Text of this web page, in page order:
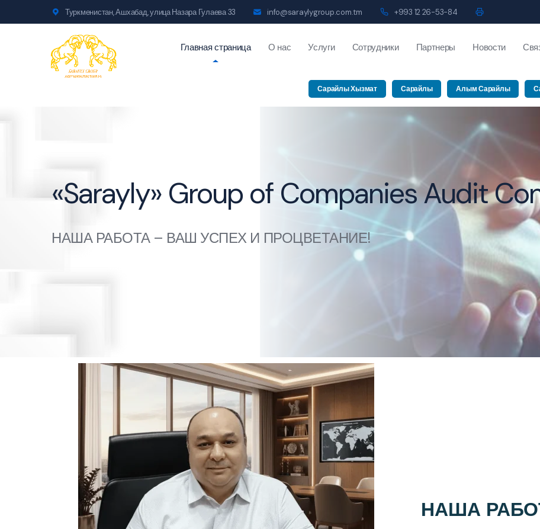
Туркменистан, Ашхабад, улица Назара Гулаева 33 info@saraylygroup.com.tm +993 12 26-53-84
Главная страница О нас Услуги Сотрудники Партнеры Новости
Сарайлы Хызмат Сарайлы Алым Сарайлы
Группа компаний «Сарайлы» Аудит
НАША